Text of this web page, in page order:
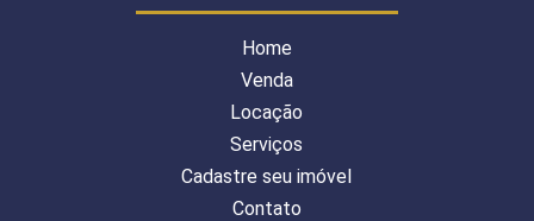
Home
Venda
Locação
Serviços
Cadastre seu imóvel
Contato